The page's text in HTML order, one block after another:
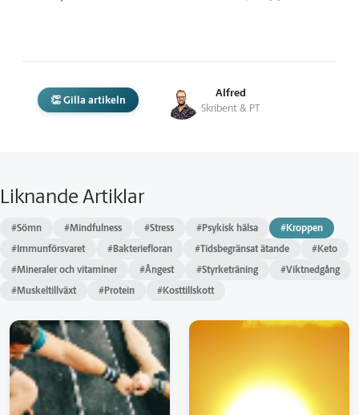
👏 Gilla artikeln
Alfred
Skribent & PT
Liknande Artiklar
#Sömn #Mindfulness #Stress #Psykisk hälsa
#Kroppen
#Immunförsvaret
#Bakteriefloran #Tidsbegränsat ätande
#Keto
#Mineraler och vitaminer
#Ångest #Styrketräning
#Viktnedgång
#Muskeltillväxt
#Protein #Kosttillskott